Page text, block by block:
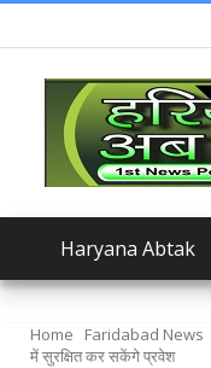
Haryana Abtak
Home Faridabad News
में सुरक्षित कर सकेंगे प्रवेश